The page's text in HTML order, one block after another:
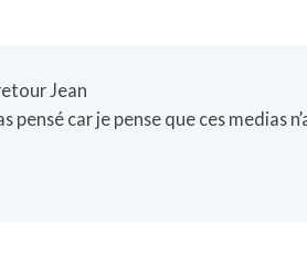
Jean
pensé car je pense que ces